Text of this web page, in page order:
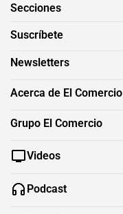
Secciones
Suscríbete
Newsletters
Acerca de El Comercio
Grupo El Comercio
Videos
Podcast